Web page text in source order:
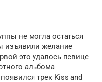
не могла остаться
изъявили желание
это удалось певице
альбома
трек Kiss and